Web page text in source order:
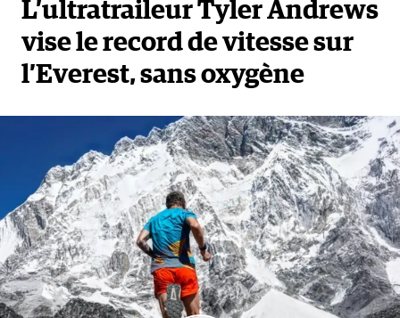
L’ultratraileur Tyler Andrews
vise le record de vitesse sur
l’Everest, sans oxygène